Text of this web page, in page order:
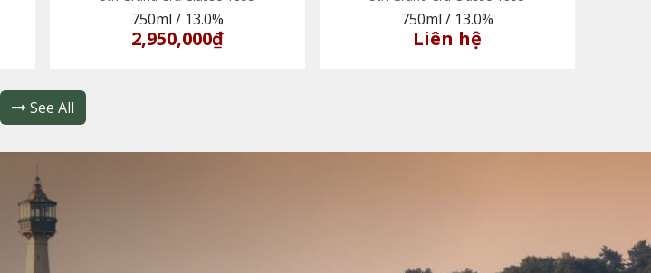
750ml / 13.0%
2,950,000₫
750ml / 13.0%
Liên hệ
See All